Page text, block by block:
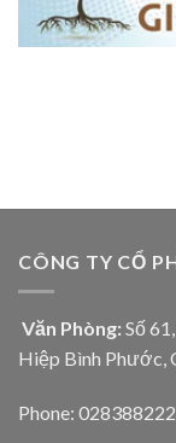
CÔNG TY CỔ
Văn Phòng: Số
Hiệp Bình Phước,
Phone: